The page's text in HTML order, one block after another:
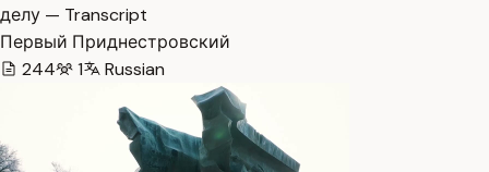
делу — Transcript
Первый Приднестровский
244
1 Russian